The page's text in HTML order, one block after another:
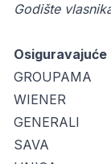
Godište
GROUPAMA
WIENER
GENERALI
SAVA